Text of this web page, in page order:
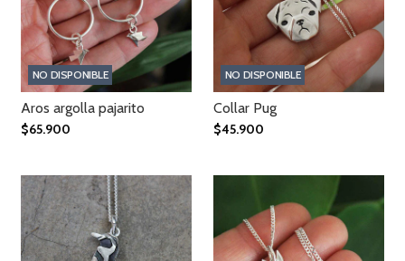
NO DISPONIBLE
Aros argolla pajarito
$65.900
NO DISPONIBLE
Collar Pug
$45.900